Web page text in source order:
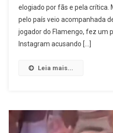
Das
Atitudes
De
Chappell
elogiado por fãs e pela crítica.
pelo país veio acompanhada
jogador do Flamengo, fez um
Instagram acusando […]
Leia mais...